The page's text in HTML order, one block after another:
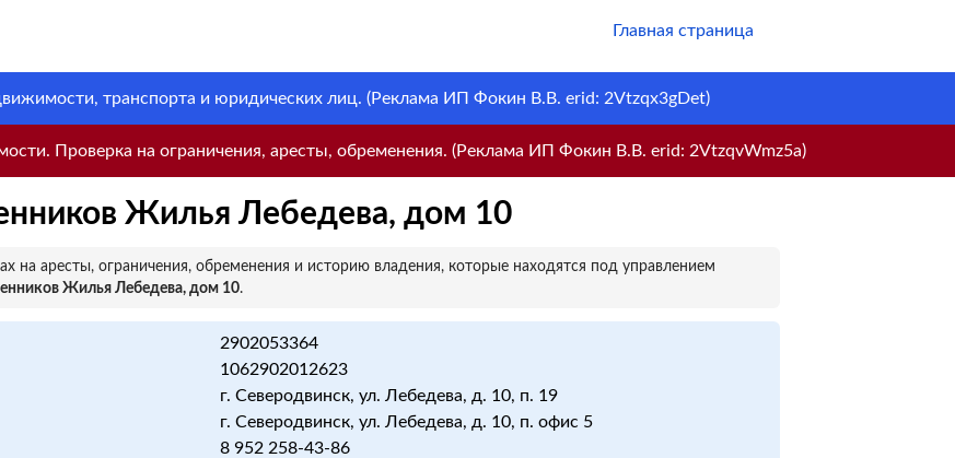
Главная страница
транспорта и юридических лиц. (Реклама ИП Фокин В.В. erid: 2Vtzqx3gDet)
Проверка на ограничения, аресты, обременения. (Реклама ИП Фокин В.В. erid: 2VtzqvWmz5a)
Жилья Лебедева, дом 10
на аресты, ограничения, обременения и историю владения, которые находятся под управлением
Жилья Лебедева, дом 10.
2902053364
1062902012623
г. Северодвинск, ул. Лебедева, д. 10, п. 19
г. Северодвинск, ул. Лебедева, д. 10, п. офис 5
8 952 258-43-86